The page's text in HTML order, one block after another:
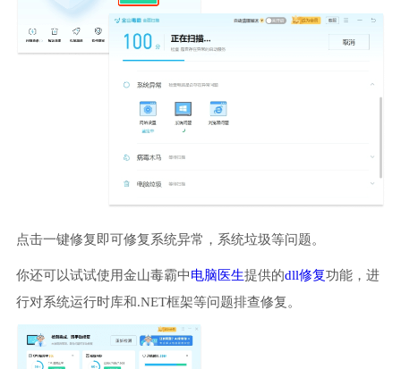
点击一键修复即可修复系统异常，系统垃圾等问题。
你还可以试试使用金山毒霸中电脑医生提供的dll修复功能，进
行对系统运行时库和.NET框架等问题排查修复。